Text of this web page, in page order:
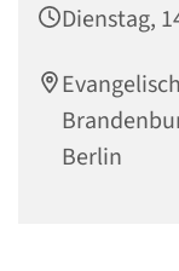
Dienstag,
Berlin